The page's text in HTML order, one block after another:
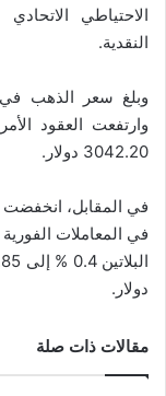
الاحتياطي
النقدية.
3042.20 دولار.
في المقابل، انخفضت
دولار.
مقالات ذات صلة